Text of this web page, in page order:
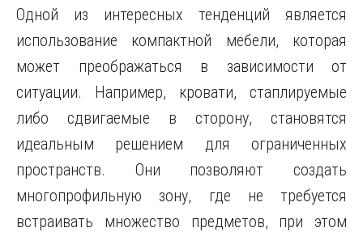
Одной из интересных тенденций является
использование компактной мебели, которая
может преображаться в зависимости от
ситуации. Например, кровати, стаплируемые
либо сдвигаемые в сторону, становятся
идеальным решением для ограниченных
пространств. Они позволяют создать
многопрофильную зону, где не требуется
встраивать множество предметов, при этом